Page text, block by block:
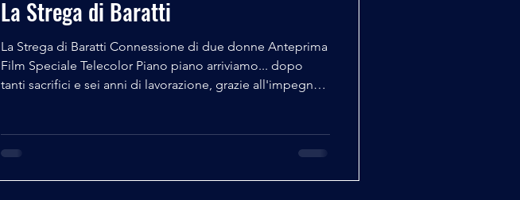
La Strega di Baratti
La Strega di Baratti Connessione di due donne Anteprima
Film Speciale Telecolor Piano piano arriviamo... dopo
tanti sacrifici e sei anni di lavorazione, grazie all'impegno